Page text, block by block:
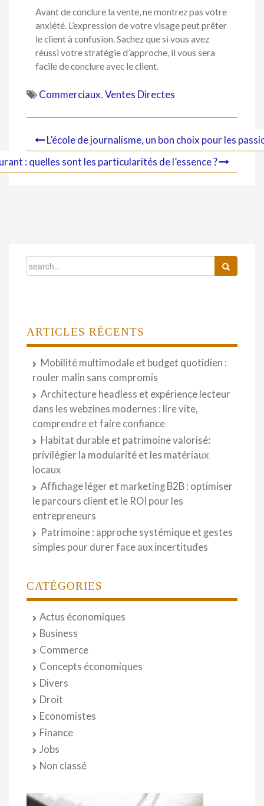
Avant de conclure la vente, ne montrez pas votre
anxiété. L’expression de votre visage peut prêter
le client à confusion. Sachez que si vous avez
réussi votre stratégie d’approche, il vous sera
facile de conclure avec le client.
Commerciaux,Ventes Directes
L’école de journalisme, un bon choix pour les
: quelles sont les particularités de l’essence ?
ARTICLES RÉCENTS
Mobilité multimodale et budget quotidien :
rouler malin sans compromis
Architecture headless et expérience lecteur
dans les webzines modernes : lire vite,
comprendre et faire confiance
Habitat durable et patrimoine valorisé:
privilégier la modularité et les matériaux
locaux
Affichage léger et marketing B2B : optimiser
le parcours client et le ROI pour les
entrepreneurs
Patrimoine : approche systémique et gestes
simples pour durer face aux incertitudes
CATÉGORIES
Actus économiques
Business
Commerce
Concepts économiques
Divers
Droit
Economistes
Finance
Jobs
Non classé